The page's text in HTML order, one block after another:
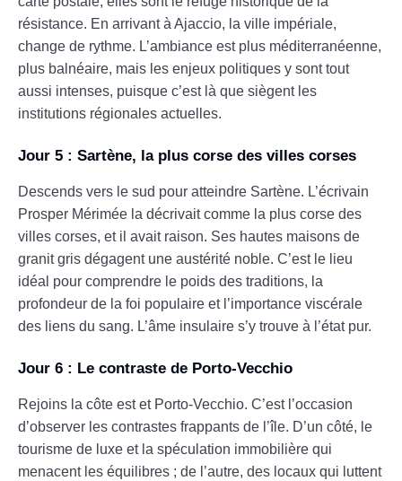
résistance. En arrivant à Ajaccio, la ville impériale,
change de rythme. L’ambiance est plus méditerranéenne,
plus balnéaire, mais les enjeux politiques y sont tout
aussi intenses, puisque c’est là que siègent les
institutions régionales actuelles.
Jour 5 : Sartène, la plus corse des villes corses
Descends vers le sud pour atteindre Sartène. L’écrivain
Prosper Mérimée la décrivait comme la plus corse des
villes corses, et il avait raison. Ses hautes maisons de
granit gris dégagent une austérité noble. C’est le lieu
idéal pour comprendre le poids des traditions, la
profondeur de la foi populaire et l’importance viscérale
des liens du sang. L’âme insulaire s’y trouve à l’état pur.
Jour 6 : Le contraste de Porto-Vecchio
Rejoins la côte est et Porto-Vecchio. C’est l’occasion
d’observer les contrastes frappants de l’île. D’un côté, le
tourisme de luxe et la spéculation immobilière qui
menacent les équilibres ; de l’autre, des locaux qui luttent